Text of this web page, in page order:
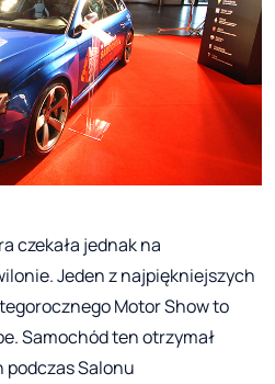
czekała jednak na
Jeden z najpiękniejszych
Motor Show to
Samochód ten otrzymał
podczas Salonu